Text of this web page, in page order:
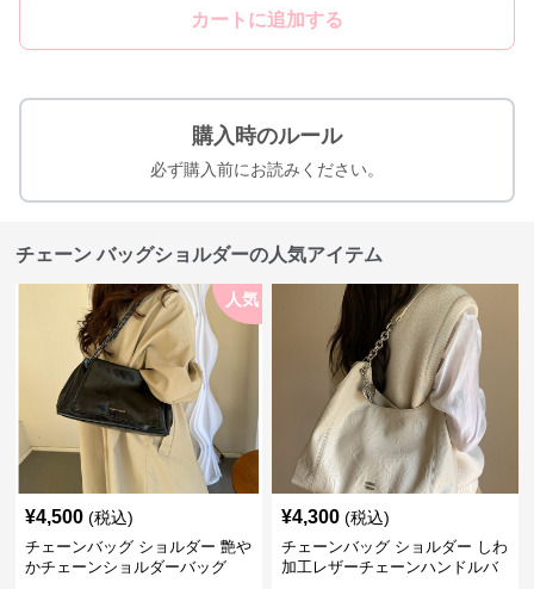
カートに追加する
購入時のルール
必ず購入前にお読みください。
チェーン バッグショルダーの人気アイテム
人気
¥4,500 (税込)
チェーンバッグ ショルダー 艶や
かチェーンショルダーバッグ
¥4,300 (税込)
チェーンバッグ ショルダー しわ
加工レザーチェーンハンドルバ